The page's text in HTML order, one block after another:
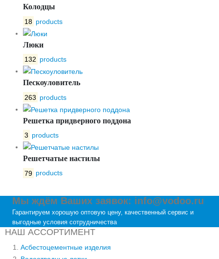
Колодцы
18 products
Люки
132 products
Пескоуловитель
263 products
Решетка придверного поддона
3 products
Решетчатые настилы
79 products
Мы ждём Ваших заявок: info@vodoo.ru
Гарантируем хорошую оптовую цену, качественный сервис и
выгодные условия сотрудничества
НАШ АССОРТИМЕНТ
Асбестоцементные изделия